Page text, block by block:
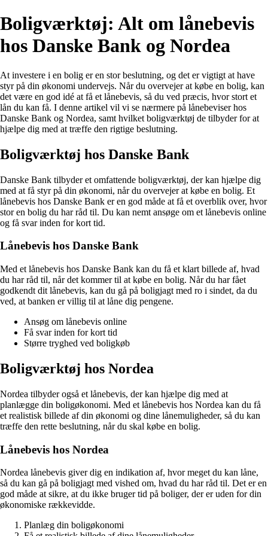
Boligværktøj: Alt om lånebevis
hos Danske Bank og Nordea
At investere i en bolig er en stor beslutning, og det er vigtigt at have
styr på din økonomi undervejs. Når du overvejer at købe en bolig, kan
det være en god idé at få et lånebevis, så du ved præcis, hvor stort et
lån du kan få. I denne artikel vil vi se nærmere på lånebeviser hos
Danske Bank og Nordea, samt hvilket boligværktøj de tilbyder for at
hjælpe dig med at træffe den rigtige beslutning.
Boligværktøj hos Danske Bank
Danske Bank tilbyder et omfattende boligværktøj, der kan hjælpe dig
med at få styr på din økonomi, når du overvejer at købe en bolig. Et
lånebevis hos Danske Bank er en god måde at få et overblik over, hvor
stor en bolig du har råd til. Du kan nemt ansøge om et lånebevis online
og få svar inden for kort tid.
Lånebevis hos Danske Bank
Med et lånebevis hos Danske Bank kan du få et klart billede af, hvad
du har råd til, når det kommer til at købe en bolig. Når du har fået
godkendt dit lånebevis, kan du gå på boligjagt med ro i sindet, da du
ved, at banken er villig til at låne dig pengene.
Ansøg om lånebevis online
Få svar inden for kort tid
Større tryghed ved boligkøb
Boligværktøj hos Nordea
Nordea tilbyder også et lånebevis, der kan hjælpe dig med at
planlægge din boligøkonomi. Med et lånebevis hos Nordea kan du få
et realistisk billede af din økonomi og dine lånemuligheder, så du kan
træffe den rette beslutning, når du skal købe en bolig.
Lånebevis hos Nordea
Nordea lånebevis giver dig en indikation af, hvor meget du kan låne,
så du kan gå på boligjagt med vished om, hvad du har råd til. Det er en
god måde at sikre, at du ikke bruger tid på boliger, der er uden for din
økonomiske rækkevidde.
Planlæg din boligøkonomi